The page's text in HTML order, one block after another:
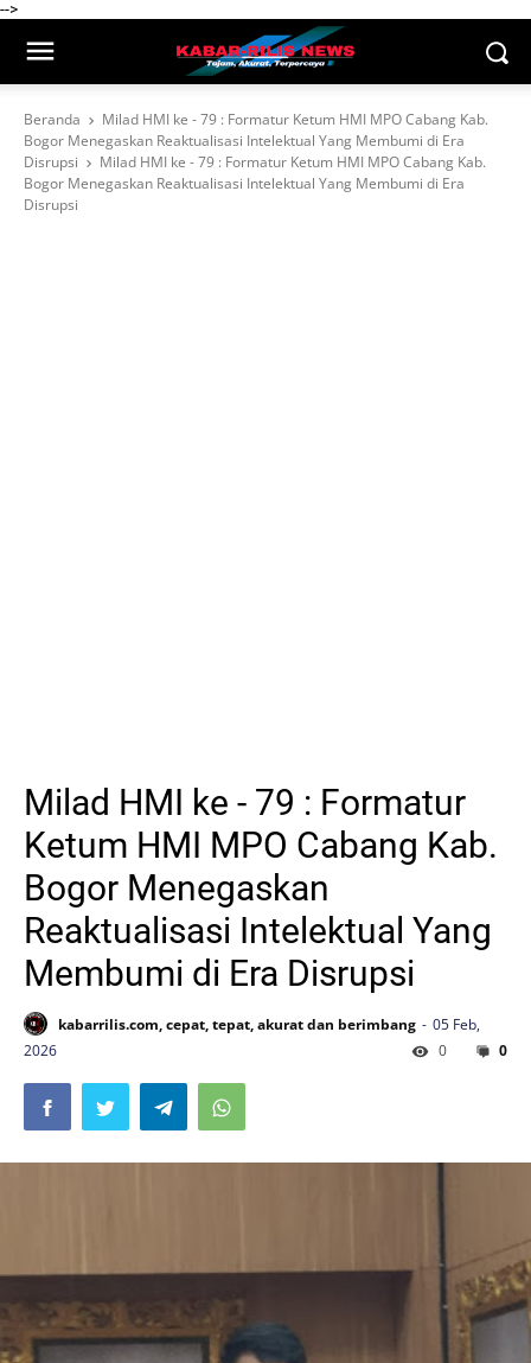
-->
Beranda
Milad HMI ke - 79 : Formatur Ketum HMI MPO Cabang Kab.
Bogor Menegaskan Reaktualisasi Intelektual Yang Membumi di Era
Disrupsi
Milad HMI ke - 79 : Formatur Ketum HMI MPO Cabang Kab.
Bogor Menegaskan Reaktualisasi Intelektual Yang Membumi di Era
Disrupsi
Milad HMI ke - 79 : Formatur
Ketum HMI MPO Cabang Kab.
Bogor Menegaskan
Reaktualisasi Intelektual Yang
Membumi di Era Disrupsi
kabarrilis.com, cepat, tepat, akurat dan berimbang
05 Feb,
2026
0
0